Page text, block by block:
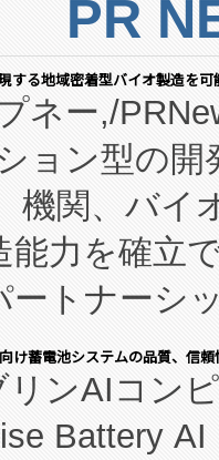
PR
する地域密着型バイオ製造を
ネー,/
ョン型の
機関、バイ
能力を確立
ートナーシ
の実績ある
プ
医薬品製造
け蓄電池システムの品質、信
リンAIコン
Battery